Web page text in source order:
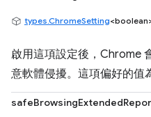
types.ChromeSetting
啟用這項設定後，Chrome
意軟體侵擾。這項偏好的值